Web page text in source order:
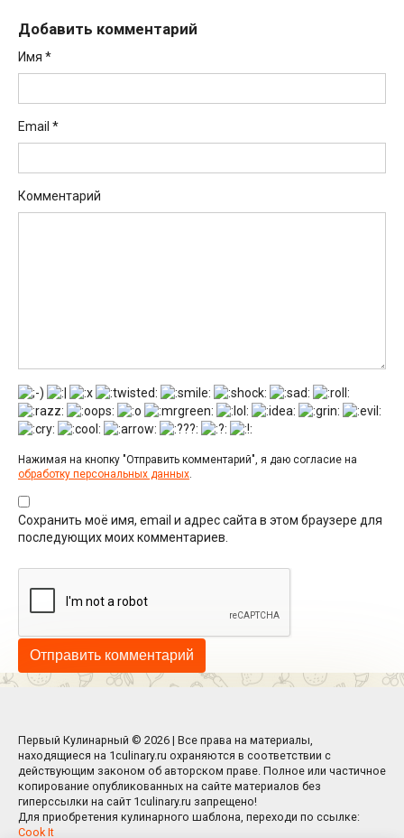
Добавить комментарий
Имя *
Email *
Комментарий
Нажимая на кнопку "Отправить комментарий", я даю согласие на
обработку персональных данных
Сохранить моё имя, email и адрес сайта в этом браузере для
последующих моих комментариев.
Первый Кулинарный © 2026 | Все права на материалы,
находящиеся на 1culinary.ru охраняются в соответствии с
действующим законом об авторском праве. Полное или частичное
копирование опубликованных на сайте материалов без
гиперссылки на сайт 1culinary.ru запрещено!
Для приобретения кулинарного шаблона, переходи по ссылке:
Cook It